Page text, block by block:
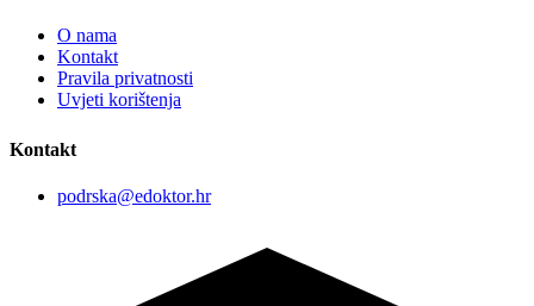
O nama
Kontakt
Pravila privatnosti
Uvjeti korištenja
Kontakt
podrska@edoktor.hr